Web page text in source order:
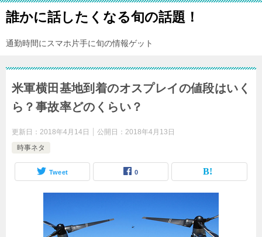
誰かに話したくなる旬の話題！
通勤時間にスマホ片手に旬の情報ゲット
米軍横田基地到着のオスプレイの値段はいく
ら？事故率どのくらい？
更新日： 2018年4月14日 公開日： 2018年4月13日
時事ネタ
Tweet 0